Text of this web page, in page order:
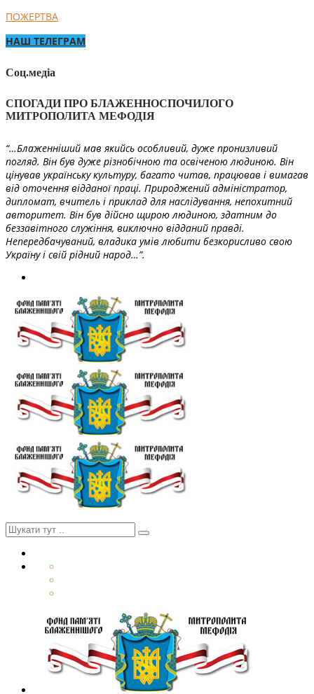
ПОЖЕРТВА
НАШ ТЕЛЕГРАМ
Соц.медіа
СПОГАДИ ПРО БЛАЖЕННОСПОЧИЛОГО
МИТРОПОЛИТА МЕФОДІЯ
“…Блаженніший мав якийсь особливий, дуже пронизливий
погляд. Він був дуже різнобічною та освіченою людиною. Він
цінував українську культуру, багато читав, працював і вимагав
від оточення відданої праці. Природжений адміністратор,
дипломат, вчитель і приклад для наслідування, непохитний
авторитет. Він був дійсно щирою людиною, здатним до
беззавітного служіння, виключно відданий правді.
Непередбачуваний, владика умів любити безкорисливо свою
Україну і свій рідний народ…”.